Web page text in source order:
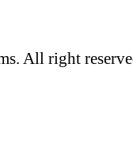
All right